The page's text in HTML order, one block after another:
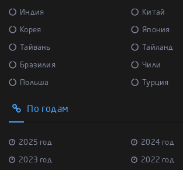
Индия Китай
Корея Япония
Тайвань Тайланд
Бразилия Чили
Польша Турция
По годам
2025 год 2024 год
2023 год 2022 год